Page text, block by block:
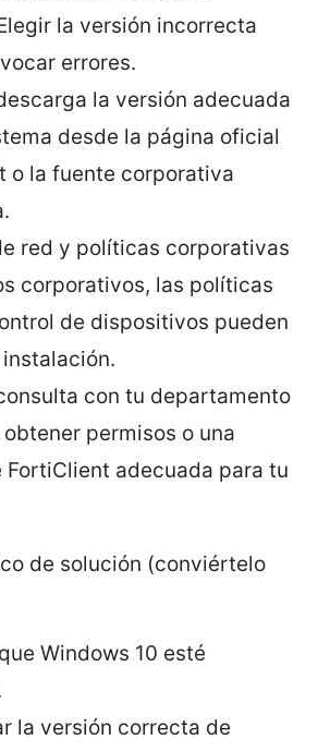
la versión incorrecta
errores.
la versión adecuada
desde la página oficial
o la fuente corporativa
red y políticas corporativas
corporativos, las políticas
de dispositivos pueden
con tu departamento
permisos o una
FortiClient adecuada para tu
de solución (conviértelo
Windows 10 esté
la versión correcta de